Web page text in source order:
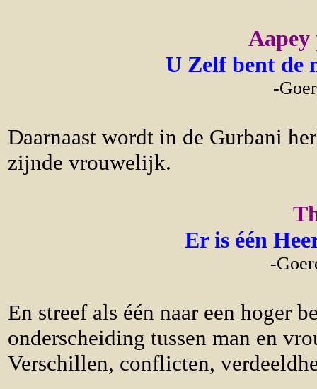
Aapey
U Zelf bent de
-
Daarnaast wordt in de Gurbani
zijnde vrouwelijk.
Er is één
-
En streef als één naar een hoger
onderscheiding tussen man en
Verschillen, conflicten,